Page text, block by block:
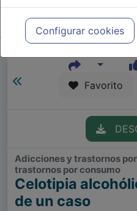
meramente informativo, siendo
profesionales facultados
cada caso concreto, el
necesidades del paciente.
Configurar cookies
Repositorio de
Favorito
Adicciones y trastornos
trastornos por consumo
Celotipia
de un caso